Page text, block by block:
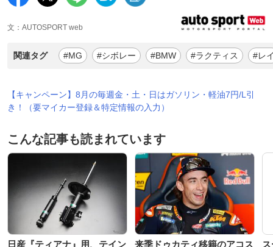
文：AUTOSPORT web
関連タグ #MG #シボレー #BMW #ラクティス #レ
【キャンペーン】8月の毎週金・土・日はガソリン・軽油7円/L引
き！（要マイカー登録＆特定情報の入力）
こんな記事も読まれています
日産『ティアナ』用、テイン 来季ドゥカティ移籍のアコス